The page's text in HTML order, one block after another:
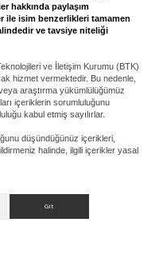
hakkında paylaşım
ile isim benzerlikleri tamamen
ve tavsiye niteliği
ve İletişim Kurumu (BTK)
hizmet vermektedir. Bu nedenle,
araştırma yükümlülüğümüz
içeriklerin sorumluluğunu
kabul etmiş sayılırlar.
düşündüğünüz içerikleri,
halinde, ilgili içerikler yasal